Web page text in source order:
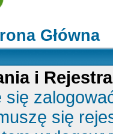
Główna
i
się
się